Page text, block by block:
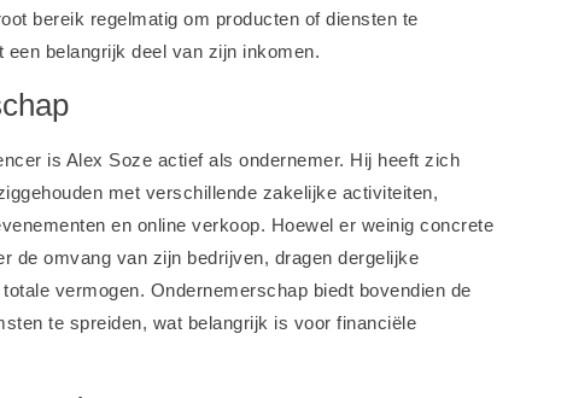
bereik regelmatig om producten of diensten te
een belangrijk deel van zijn inkomen.
is Alex Soze actief als ondernemer. Hij heeft zich
met verschillende zakelijke activiteiten,
en online verkoop. Hoewel er weinig concrete
de omvang van zijn bedrijven, dragen dergelijke
vermogen. Ondernemerschap biedt bovendien de
te spreiden, wat belangrijk is voor financiële